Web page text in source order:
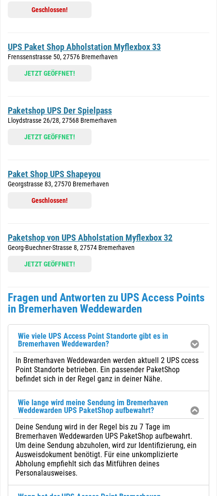
Geschlossen!
UPS Paket Shop Abholstation Myflexbox 33
Frenssenstrasse 50, 27576 Bremerhaven
JETZT GEÖFFNET!
Paketshop UPS Der Spielpass
Lloydstrasse 26/28, 27568 Bremerhaven
JETZT GEÖFFNET!
Paket Shop UPS Shapeyou
Georgstrasse 83, 27570 Bremerhaven
Geschlossen!
Paketshop von UPS Abholstation Myflexbox 32
Georg-Buechner-Strasse 8, 27574 Bremerhaven
JETZT GEÖFFNET!
Fragen und Antworten zu UPS Access Points
in Bremerhaven Weddewarden
Wie viele UPS Access Point Standorte gibt es in
Bremerhaven Weddewarden?
In Bremerhaven Weddewarden werden aktuell 2 UPS ccess
Point Standorte betrieben. Ein passender PaketShop
befindet sich in der Regel ganz in deiner Nähe.
Wie lange wird meine Sendung im Bremerhaven
Weddewarden UPS PaketShop aufbewahrt?
Deine Sendung wird in der Regel bis zu 7 Tage im
Bremerhaven Weddewarden UPS PaketShop aufbewahrt.
Um deine Sendung abzuholen, wird zur Identifizierung, ein
Ausweisdokument benötigt. Für eine unkomplizierte
Abholung empfiehlt sich das Mitführen deines
Personalausweises.